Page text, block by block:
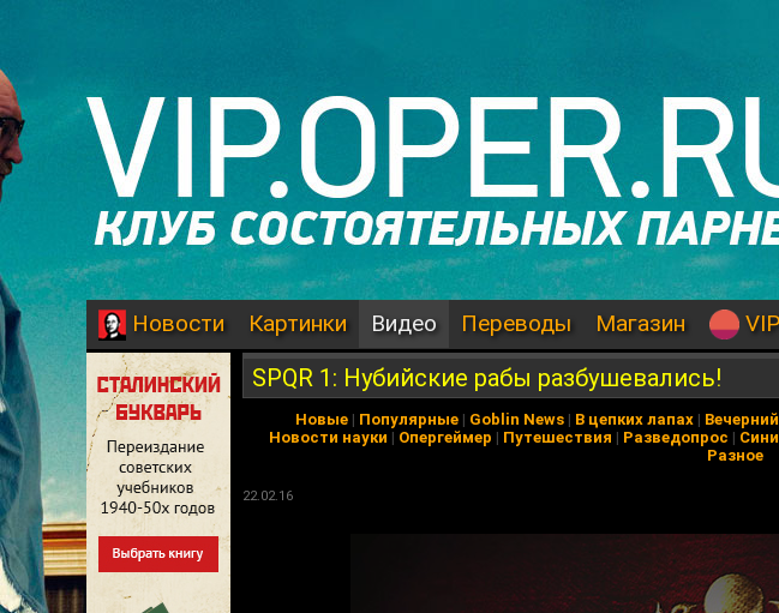
Новости Картинки Видео Переводы Магазин VIP
SPQR 1: Нубийские рабы разбушевались!
Новые | Популярные | Goblin News | В цепких лапах |
Новости науки | Опергеймер | Путешествия | Разведопрос |
Разное
22.02.16